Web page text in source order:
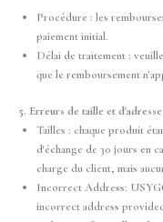
Procédure : les
paiement initial.
Délai de traitement :
que le remboursement
5. Erreurs de taille et d'adresse
Tailles : chaque produit
d'échange de 30 jours en
charge du client, mais
Incorrect Address:
incorrect address